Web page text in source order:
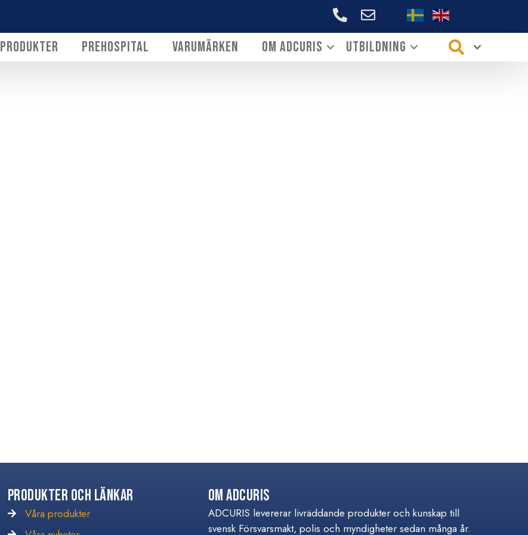
+46706144339
Produkter Prehospital Varumärken Om ADCURIS Utbildning
Produkter och Länkar
Våra produkter
Om Adcuris
ADCURIS levererar livräddande produkter och kunskap till
svensk Försvarsmakt, polis och myndigheter sedan många år.